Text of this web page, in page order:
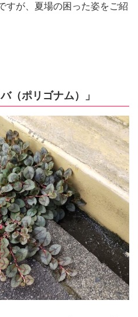
すが、夏場の困った姿をご紹
（ポリゴナム）」